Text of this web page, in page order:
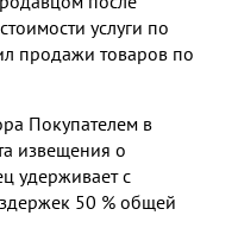
услуги по
продажи товаров по
Покупателем в
извещения о
удерживает с
50 % общей